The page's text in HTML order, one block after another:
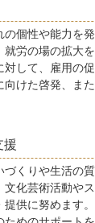
個性や能力を
労の場の拡大
して、雇用の
けた啓発、ま
援
くりや生活の
化芸術活動や
供に努めます